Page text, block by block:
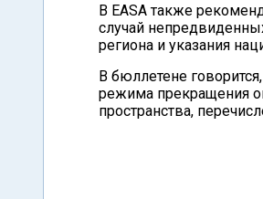
В EASA также
случай
региона и указания
В бюллетене
режима прекращения
пространства,